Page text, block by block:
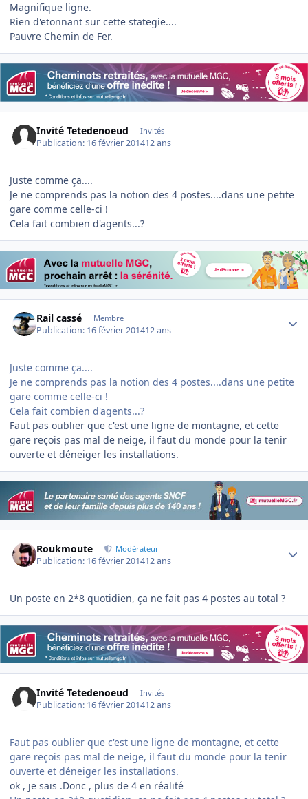
Magnifique ligne.
Rien d'etonnant sur cette stategie....
Pauvre Chemin de Fer.
Invité Tetedenoeud Invités
Publication: 16 février 201412 ans
Juste comme ça....
Je ne comprends pas la notion des 4 postes....dans une petite
gare comme celle-ci !
Cela fait combien d'agents...?
Rail cassé Membre
Publication: 16 février 201412 ans
Juste comme ça....
Je ne comprends pas la notion des 4 postes....dans une petite
gare comme celle-ci !
Cela fait combien d'agents...?
Faut pas oublier que c'est une ligne de montagne, et cette
gare reçois pas mal de neige, il faut du monde pour la tenir
ouverte et déneiger les installations.
Roukmoute Modérateur
Publication: 16 février 201412 ans
Un poste en 2*8 quotidien, ça ne fait pas 4 postes au total ?
Invité Tetedenoeud Invités
Publication: 16 février 201412 ans
Faut pas oublier que c'est une ligne de montagne, et cette
gare reçois pas mal de neige, il faut du monde pour la tenir
ouverte et déneiger les installations.
ok , je sais .Donc , plus de 4 en réalité